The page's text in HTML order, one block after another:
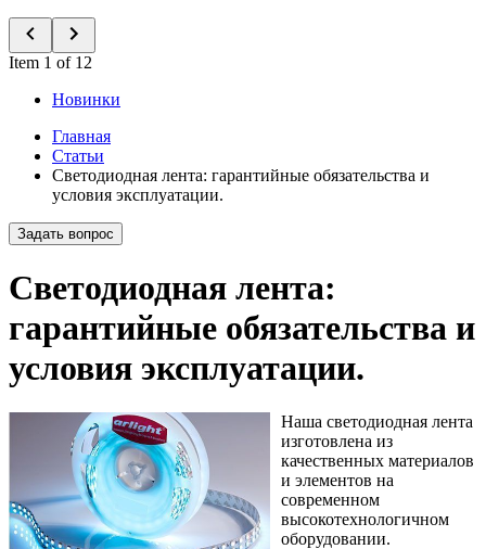
Item 1 of 12
Новинки
Главная
Статьи
Светодиодная лента: гарантийные обязательства и
условия эксплуатации.
Задать вопрос
Светодиодная лента:
гарантийные обязательства и
условия эксплуатации.
Наша светодиодная лента
изготовлена из
качественных материалов
и элементов на
современном
высокотехнологичном
оборудовании.